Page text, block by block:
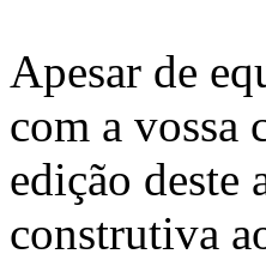
Apesar de
com a vossa
edição deste
construtiva